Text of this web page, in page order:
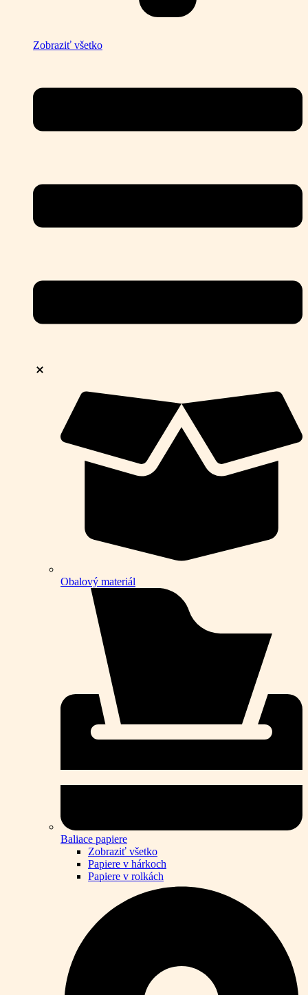
Zobraziť všetko
Obalový materiál
Baliace papiere
Zobraziť všetko
Papiere v hárkoch
Papiere v rolkách